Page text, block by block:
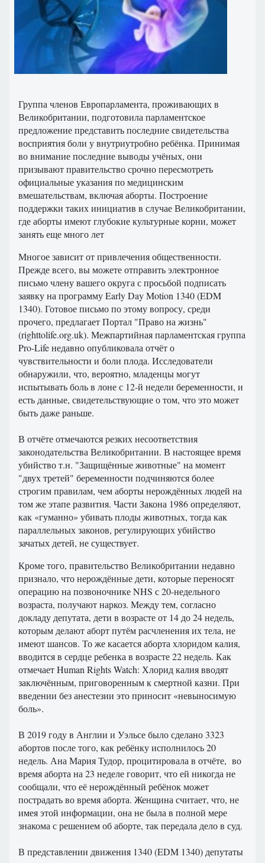
Группа членов Европарламента, проживающих в
Великобритании, подготовила парламентское
предложение представить последние свидетельства
восприятия боли у внутриутробно ребёнка. Принимая
во внимание последние выводы учёных, они
призывают правительство срочно пересмотреть
официальные указания по медицинским
вмешательствам, включая аборты. Построение
поддержки таких инициатив в случае Великобритании,
где аборты имеют глубокие культурные корни, может
занять еще много лет
Многое зависит от привлечения общественности.
Прежде всего, вы можете отправить электронное
письмо члену вашего округа с просьбой подписать
заявку на программу Early Day Motion 1340 (EDM
1340). Готовое письмо по этому вопросу, среди
прочего, предлагает Портал "Право на жизнь"
(righttolife.org.uk). Межпартийная парламентская группа
Pro-Life недавно опубликовала отчёт о
чувствительности и боли плода. Исследователи
обнаружили, что, вероятно, младенцы могут
испытывать боль в лоне с 12-й недели беременности, и
есть данные, свидетельствующие о том, что это может
быть даже раньше.
В отчёте отмечаются резких несоответствия
законодательства Великобритании. В настоящее время
убийство т.н. "Защищённые животные" на момент
"двух третей" беременности подчиняются более
строгим правилам, чем аборты нерождённых людей на
том же этапе развития. Части Закона 1986 определяют,
как «гуманно» убивать плоды животных, тогда как
параллельных законов, регулирующих убийство
зачатых детей, не существует.
Кроме того, правительство Великобритании недавно
признало, что нерождённые дети, которые переносят
операцию на позвоночнике NHS с 20-недельного
возраста, получают наркоз. Между тем, согласно
докладу депутата, дети в возрасте от 14 до 24 недель,
которым делают аборт путём расчленения их тела, не
имеют шансов. То же касается аборта хлоридом калия,
вводится в сердце ребенка в возрасте 22 недель. Как
отмечает Human Rights Watch: Хлорид калия вводят
заключённым, приговоренным к смертной казни. При
введении без анестезии это приносит «невыносимую
боль».
В 2019 году в Англии и Уэльсе было сделано 3323
абортов после того, как ребёнку исполнилось 20
недель. Ана Мария Тудор, процитировала в отчёте, во
время аборта на 23 неделе говорит, что ей никогда не
сообщали, что её нерождённый ребёнок может
пострадать во время аборта. Женщина считает, что, не
имея этой информации, она не была в полной мере
знакома с решением об аборте, так передала дело в суд.
В представлении движения 1340 (EDM 1340) депутаты